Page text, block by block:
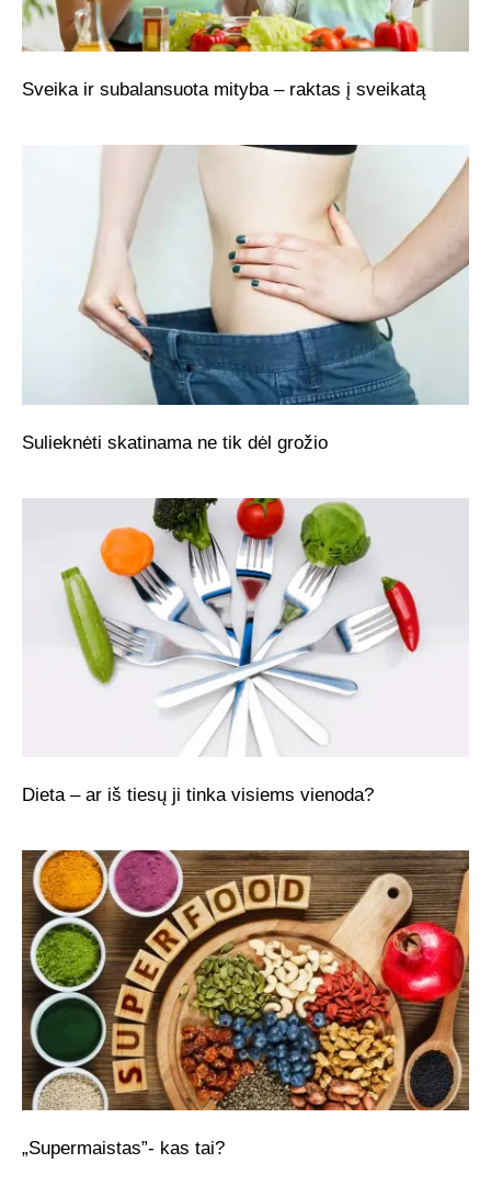
Sveika ir subalansuota mityba – raktas į sveikatą
Sulieknėti skatinama ne tik dėl grožio
Dieta – ar iš tiesų ji tinka visiems vienoda?
„Supermaistas”- kas tai?